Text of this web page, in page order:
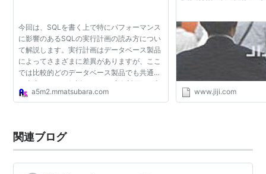
今回は、SQLを書く上で特にパフォーマンス
に影響のあるSQLの実行計画の読み方につい
て解説します。実行計画はデータベース製品
によってさまざまに差異がありますが、ここ
では比較的どのデータベース製品でも共通す
る内容について解説します。 実行計画とは記
述したSQLが実際にデータベースの内部でど
a5m2.mmatsubara.com www.jiji.com
関連ブログ